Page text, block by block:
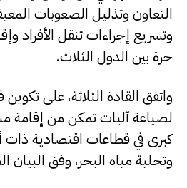
التعاون وتذليل الصعوبات
وتسريع إجراءات تنقل الأفراد
حرة بين الدول الثلاث.
واتفق القادة الثلاثة، على
لصياغة آليات تمكن من إقامة
كبرى في قطاعات اقتصادية ذات
وتحلية مياه البحر، وفق البيان